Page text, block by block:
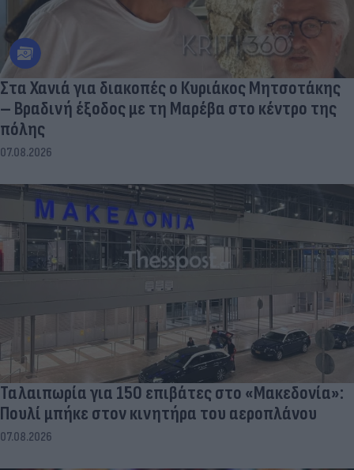
Στα Χανιά για διακοπές ο Κυριάκος Μητσοτάκης
– Βραδινή έξοδος με τη Μαρέβα στο κέντρο της
πόλης
07.08.2026
Ταλαιπωρία για 150 επιβάτες στο «Μακεδονία»:
Πουλί μπήκε στον κινητήρα του αεροπλάνου
07.08.2026